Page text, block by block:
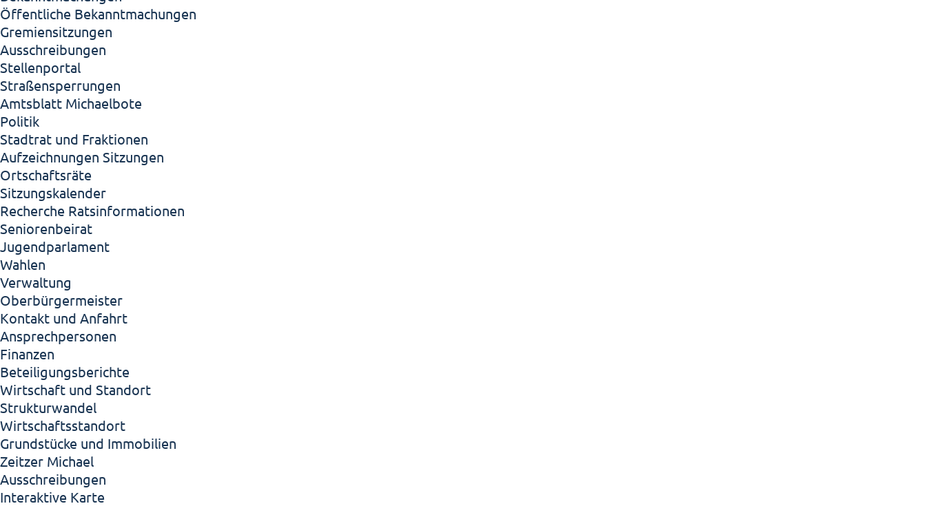
Öffentliche Bekanntmachungen
Gremiensitzungen
Ausschreibungen
Stellenportal
Straßensperrungen
Amtsblatt Michaelbote
Politik
Stadtrat und Fraktionen
Aufzeichnungen Sitzungen
Ortschaftsräte
Sitzungskalender
Recherche Ratsinformationen
Seniorenbeirat
Jugendparlament
Wahlen
Verwaltung
Oberbürgermeister
Kontakt und Anfahrt
Ansprechpersonen
Finanzen
Beteiligungsberichte
Wirtschaft und Standort
Strukturwandel
Wirtschaftsstandort
Grundstücke und Immobilien
Zeitzer Michael
Ausschreibungen
Interaktive Karte